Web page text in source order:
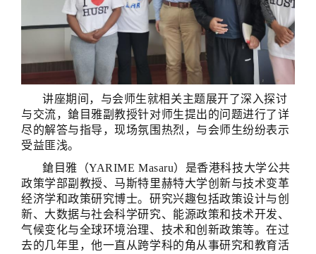
讲座期间，与会师生就相关主题展开了深入探讨
与交流，鎗目雅副教授针对师生提出的问题进行了详
尽的解答与指导，现场氛围热烈，与会师生纷纷表示
受益匪浅。
鎗目雅（YARIME Masaru）是香港科技大学公共
政策学部副教授、马斯特里赫特大学创新与技术变革
经济学和政策研究博士。研究兴趣包括政策设计与创
新、大数据与社会科学研究、能源政策和技术开发、
气候变化与全球环境治理、技术和创新政策等。在过
去的几年里，他一直从跨学科的角从事研究和教育活